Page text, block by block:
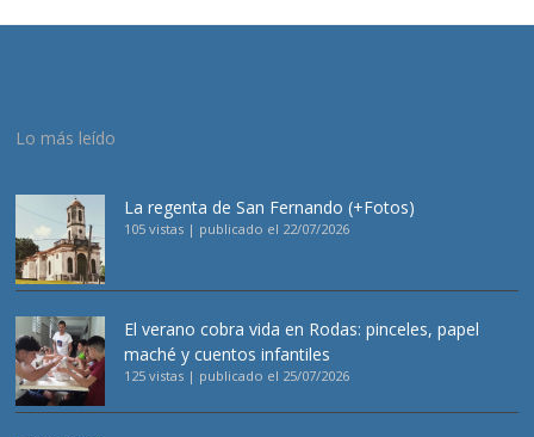
Lo más leído
La regenta de San Fernando (+Fotos)
105 vistas | publicado el 22/07/2026
El verano cobra vida en Rodas: pinceles, papel
maché y cuentos infantiles
125 vistas | publicado el 25/07/2026